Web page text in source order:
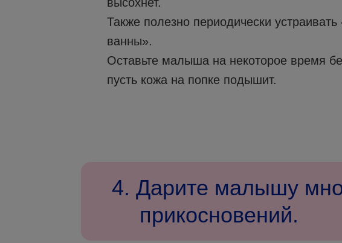
Также полезно периодически
ванны».
Оставьте малыша на некоторое время
пусть кожа на попке подышит.
4. Дарите малышу
прикосновений.